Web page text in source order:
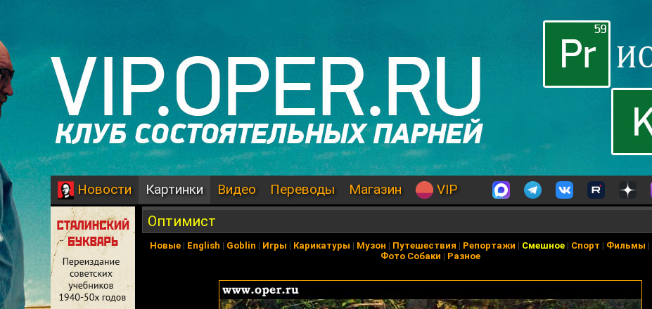
Новости Картинки Видео Переводы Магазин VIP
Оптимист
Новые| English | Goblin | Игры | Карикатуры | Музон | Путешествия | Репортажи | Смешное| Спорт | Фильмы |
Фото Собаки | Разное